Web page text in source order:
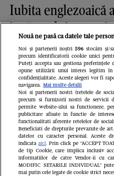
Iubita englezoaică
jucătorului
purtat tricoul sud-
americanilor: „A
experiență nebună”
Nouă ne pasă ca datele tale
Noi și partenerii noștri 596stocăm și/
precum identificatorii cookie unici
Puteți accepta sau gestiona
opune utilizării unui interes legitim
confidențialitate. Aceste alegeri vor fi
navigarea. Mai multe detalii
Noi si partenerii nostri (retelele de
precum si furnizorii nostri de servicii
permite website-ului sa functioneze,
publicitare afisate in functie de
functionalitati aferente retelelor de
Beneficiati de drepturile prevazute de
datelor cu caracter personal. Aceste
indicataaici. Prin click pe “ACCEPT
de tip Cookie, care implica inclusiv
informatiilor de catre Vendor-ii cu
MODIFIC SETARILE INDIVIDUAL”
mai putin cele legate de cookie strict